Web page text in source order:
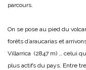
parcours.
On se pose au pied du
forêts d’araucarias et
Villarrica (2847 m) … celui
plus actifs du pays. Entre